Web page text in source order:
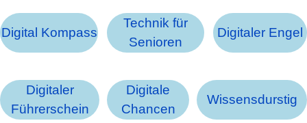
Digital Kompass
Technik für
Senioren
Digitaler Engel
Digitaler
Führerschein
Digitale
Chancen
Wissensdurstig